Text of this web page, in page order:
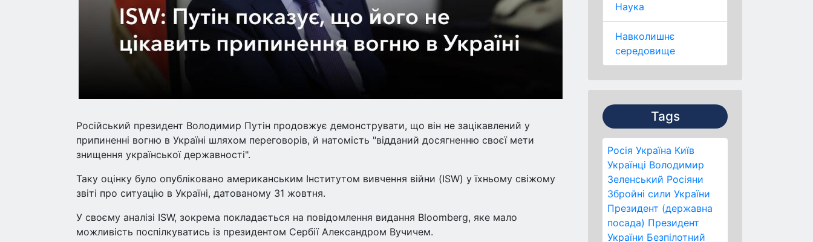
Наука
Навколишнє
середовище
Tags
Росія Україна Київ
Українці Володимир
Зеленський Росіяни
Збройні сили України
Президент (державна
посада) Президент
України Безпілотний
Російський президент Володимир Путін продовжує демонструвати, що він не зацікавлений у
припиненні вогню в Україні шляхом переговорів, й натомість "відданий досягненню своєї мети
знищення української державності".
Таку оцінку було опубліковано американським Інститутом вивчення війни (ISW) у їхньому свіжому
звіті про ситуацію в Україні, датованому 31 жовтня.
У своєму аналізі ISW, зокрема покладається на повідомлення видання Bloomberg, яке мало
можливість поспілкуватись із президентом Сербії Александром Вучичем.